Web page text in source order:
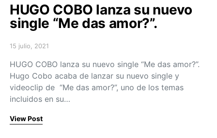
HUGO COBO lanza su nuevo
single “Me das amor?”.
Posted on
15 julio, 2021
HUGO COBO lanza su nuevo single “Me das amor?”.
Hugo Cobo acaba de lanzar su nuevo single y
videoclip de “Me das amor?”, uno de los temas
incluidos en su…
View Post